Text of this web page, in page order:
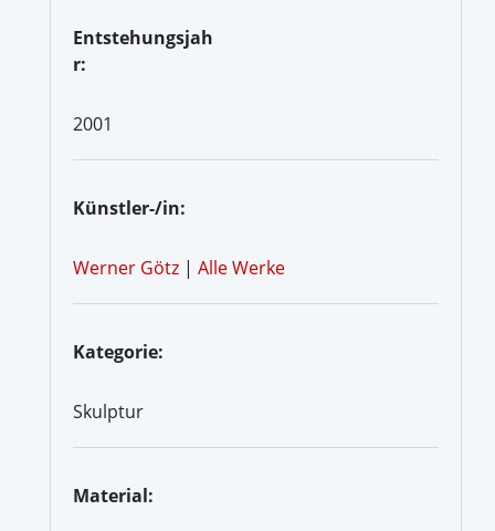
Entstehungsjah
r:
2001
Künstler-/in:
Werner Götz | Alle Werke
Kategorie:
Skulptur
Material: